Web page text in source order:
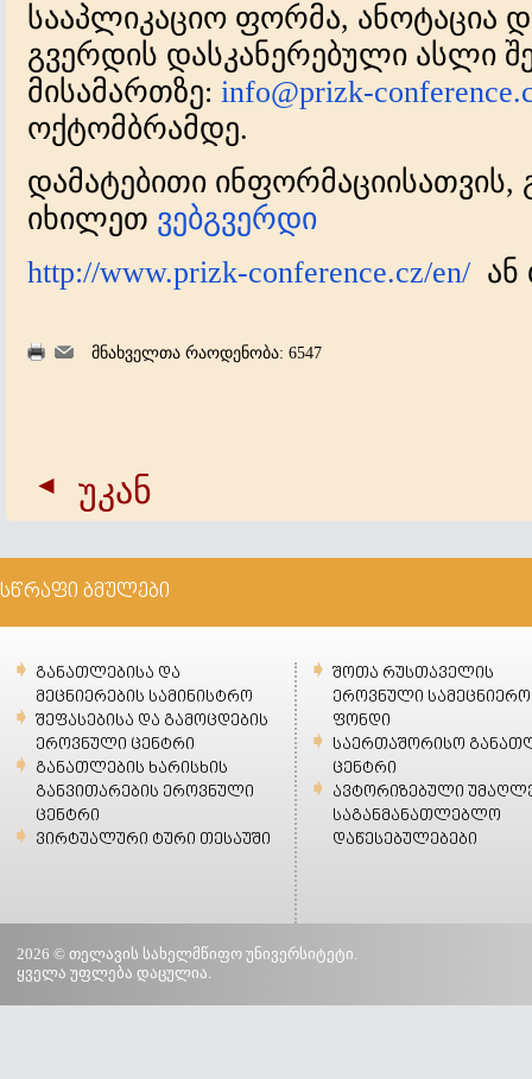
სააპლიკაციო ფორმა, ანოტაცია
გვერდის დასკანერებული ასლი
მისამართზე: info@prizk-
ოქტომბრამდე.
დამატებითი
იხილეთ ვებგვერდი
http://www.prizk-conference.cz/en/
მნახველთა რაოდენობა: 6547
უკან
სწრაფი ბმულები
განათლებისა და
მეცნიერების სამინისტრო
შეფასებისა და გამოცდების
ეროვნული ცენტრი
განათლების ხარისხის
განვითარების ეროვნული
ცენტრი
ვირტუალური ტური თესაუში
შოთა რუსთაველის
ეროვნული სამეცნიერო
ფონდი
საერთაშორისო
ცენტრი
ავტორიზებული
საგანმანათლებლო
დაწესებულებები
2026 © თელავის სახელმწიფო უნივერსიტეტი.
ყველა უფლება დაცულია.